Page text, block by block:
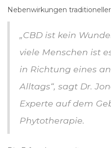
Nebenwirkungen
„CBD ist kein
viele Menschen ist
in Richtung eines
Alltags“, sagt Dr.
Experte auf dem
Phytotherapie.